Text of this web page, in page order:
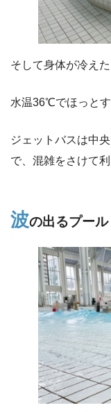
そして身体が冷え
水温36℃でほっとす
ジェットバスは中
で、混雑をさけて利
波の出るプール